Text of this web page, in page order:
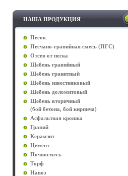
НАША ПРОДУКЦИЯ
Песок
Песчано-гравийная смесь (ПГС)
Отсев от песка
Щебень гравийный
Щебень гранитный
Щебень известняковый
Щебень доломитовый
Щебень вторичный
(бой бетона, бой кирпича)
Асфальтная крошка
Гравий
Керамзит
Цемент
Почвосмесь
Торф
Навоз